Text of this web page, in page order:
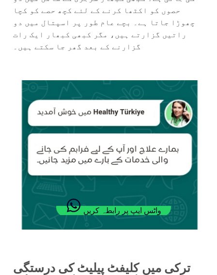
حصوں کو اکٹھا کرنے کے لئے کچھ حصے کو کچا
چھوڑا جاتا ہے۔ بچے عام طور پر اسپتال میں دو
راتیں گزارتے ہیں، مگر کبھی کبھار ایک رات
گزارنے کے بعد گھر جا سکتے ہیں۔
واٹس ایپ پر رابطہ کریں
ترکی میں کلیفٹ پیلیٹ کی درستگی